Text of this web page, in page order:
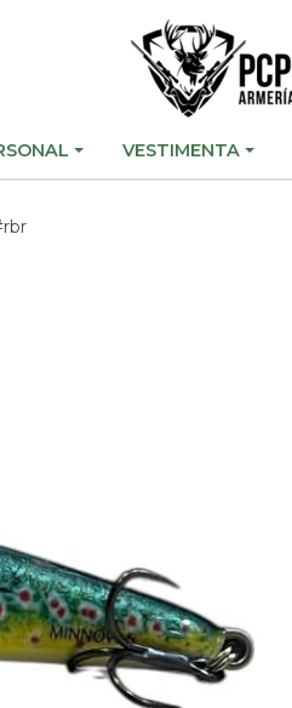
VESTIMENTA